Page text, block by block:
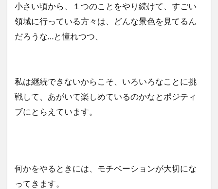
小さい頃から、１つのことをやり続けて、すごい
領域に行っている方々は、どんな景色を見てるん
だろうな…と憧れつつ、
私は継続できないからこそ、いろいろなことに挑
戦して、あがいて楽しめているのかなとポジティ
ブにとらえています。
何かをやるときには、モチベーションが大切にな
ってきます。